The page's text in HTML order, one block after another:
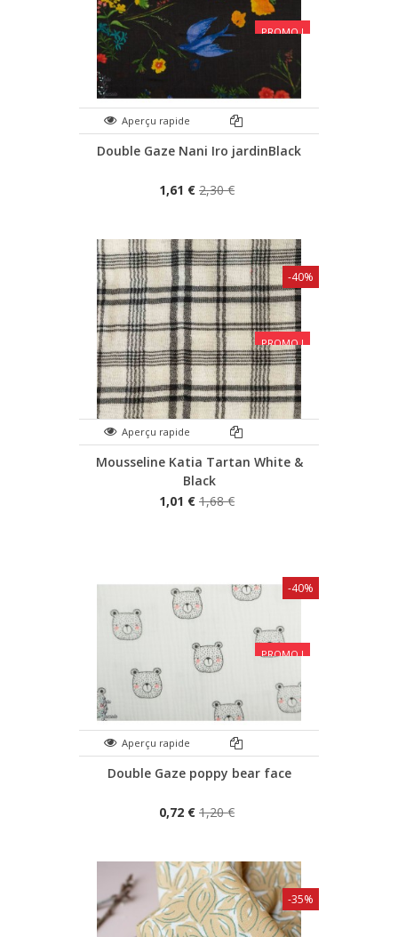
PROMO !
Aperçu rapide
Double Gaze Nani Iro jardinBlack
1,61 € 2,30 €
PROMO !
Aperçu rapide
Mousseline Katia Tartan White &
Black
1,01 € 1,68 €
-40%
PROMO !
Aperçu rapide
Double Gaze poppy bear face
0,72 € 1,20 €
-40%
-35%